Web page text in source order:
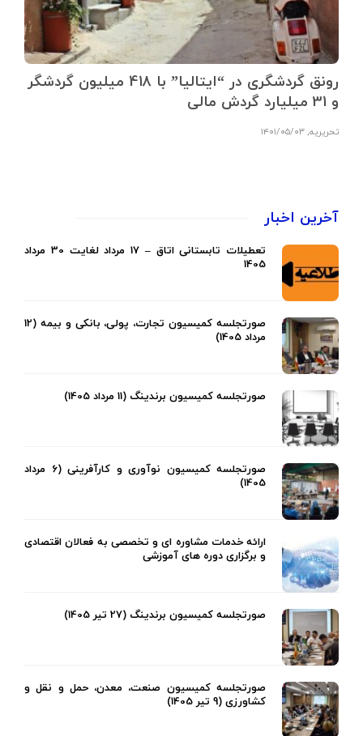
رونق گردشگری در “ایتالیا” با 418 میلیون گردشگر
و 31 میلیارد گردش مالی
تحریریه, ۱۴۰۱/۰۵/۰۳
آخرین اخبار
تعطیلات تابستانی اتاق – 17 مرداد لغایت 30 مرداد
1405
صورتجلسه کمیسیون تجارت، پولی، بانکی و بیمه (12
مرداد 1405)
صورتجلسه کمیسیون برندینگ (11 مرداد 1405)
صورتجلسه کمیسیون نوآوری و کارآفرینی (6 مرداد
1405)
ارائه خدمات مشاوره ای و تخصصی به فعالان اقتصادی
و برگزاری دوره های آموزشی
صورتجلسه کمیسیون برندینگ (27 تیر 1405)
صورتجلسه کمیسیون صنعت، معدن، حمل و نقل و
کشاورزی (9 تیر 1405)